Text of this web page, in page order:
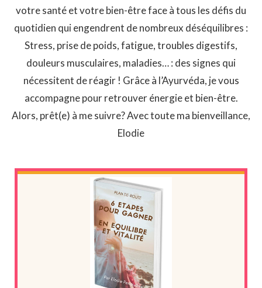
votre santé et votre bien-être face à tous les défis du
quotidien qui engendrent de nombreux déséquilibres :
Stress, prise de poids, fatigue, troubles digestifs,
douleurs musculaires, maladies… : des signes qui
nécessitent de réagir ! Grâce à l’Ayurvéda, je vous
accompagne pour retrouver énergie et bien-être.
Alors, prêt(e) à me suivre? Avec toute ma bienveillance,
Elodie